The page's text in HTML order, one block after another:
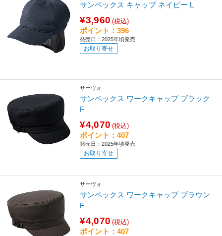
サンペックス キャップ ネイビー L
¥3,960 (税込)
ポイント：396
発売日：2025年頃発売
お取り寄せ
サーヴォ
サンペックス ワークキャップ ブラック
F
¥4,070 (税込)
ポイント：407
発売日：2025年頃発売
お取り寄せ
サーヴォ
サンペックス ワークキャップ ブラウン
F
¥4,070 (税込)
ポイント：407